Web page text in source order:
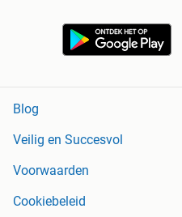
Blog
Veilig en Succesvol
Voorwaarden
Cookiebeleid